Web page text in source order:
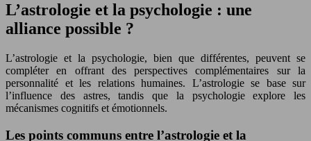
L’astrologie et la psychologie : une
alliance possible ?
L’astrologie et la psychologie, bien que différentes, peuvent se
compléter en offrant des perspectives complémentaires sur la
personnalité et les relations humaines. L’astrologie se base sur
l’influence des astres, tandis que la psychologie explore les
mécanismes cognitifs et émotionnels.
Les points communs entre l’astrologie et la